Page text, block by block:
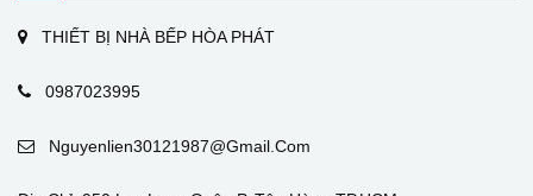
THIẾT BỊ NHÀ BẾP HÒA PHÁT
0987023995
Nguyenlien30121987@gmail.com